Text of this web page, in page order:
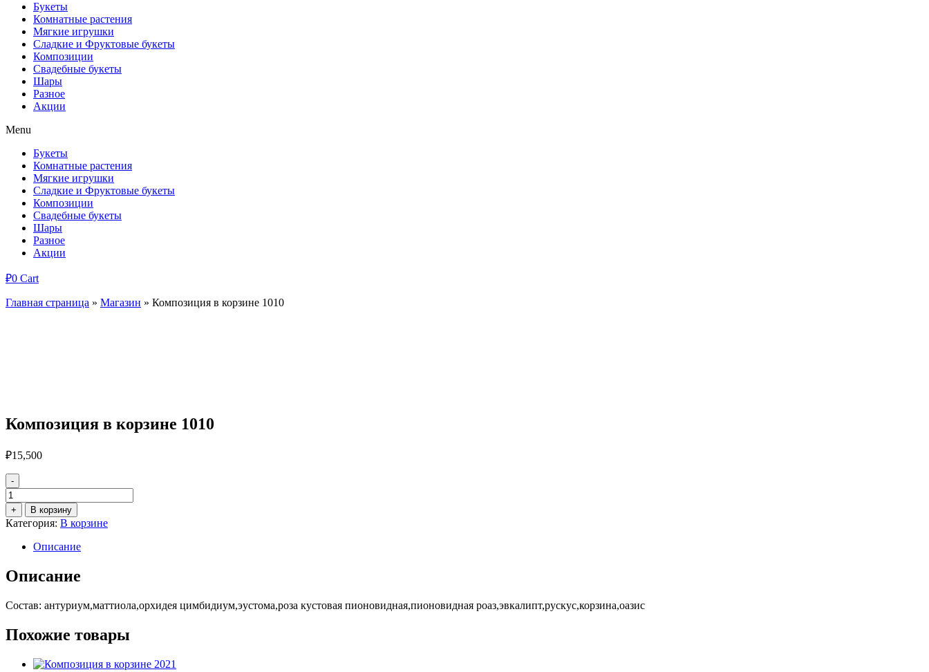
Букеты
Комнатные растения
Мягкие игрушки
Сладкие и Фруктовые букеты
Композиции
Свадебные букеты
Шары
Разное
Акции
Menu
Букеты
Комнатные растения
Мягкие игрушки
Сладкие и Фруктовые букеты
Композиции
Свадебные букеты
Шары
Разное
Акции
₽0 Cart
Главная страница » Магазин » Композиция в корзине 1010
Композиция в корзине 1010
₽15,500
-
Количество
товара
Композиция
в
корзине
+ В корзину
Категория: В корзине
Описание
Описание
Состав: антуриум,маттиола,орхидея цимбидиум,эустома,роза кустовая пионовидная,пионовидная роаз,эвкалипт,рускус,корзина,оазис
Похожие товары